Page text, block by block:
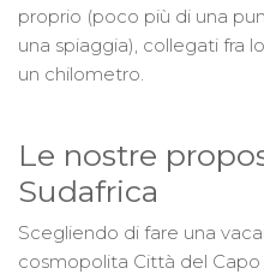
proprio (poco più di una
una spiaggia), collegati fra
un chilometro.
Le nostre
Sudafrica
Scegliendo di fare una
cosmopolita Città del